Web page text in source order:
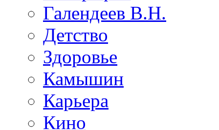
Галендеев В.Н.
Детство
Здоровье
Камышин
Карьера
Кино